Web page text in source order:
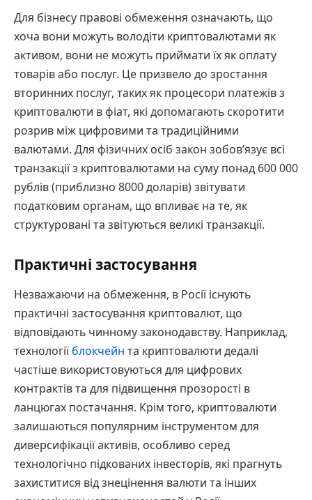
Для бізнесу правові обмеження означають, що
хоча вони можуть володіти криптовалютами як
активом, вони не можуть приймати їх як оплату
товарів або послуг. Це призвело до зростання
вторинних послуг, таких як процесори платежів з
криптовалюти в фіат, які допомагають скоротити
розрив між цифровими та традиційними
валютами. Для фізичних осіб закон зобов’язує всі
транзакції з криптовалютами на суму понад 600 000
рублів (приблизно 8000 доларів) звітувати
податковим органам, що впливає на те, як
структуровані та звітуються великі транзакції.
Практичні застосування
Незважаючи на обмеження, в Росії існують
практичні застосування криптовалют, що
відповідають чинному законодавству. Наприклад,
технологіїблокчейн та криптовалюти дедалі
частіше використовуються для цифрових
контрактів та для підвищення прозорості в
ланцюгах постачання. Крім того, криптовалюти
залишаються популярним інструментом для
диверсифікації активів, особливо серед
технологічно підкованих інвесторів, які прагнуть
захиститися від знецінення валюти та інших